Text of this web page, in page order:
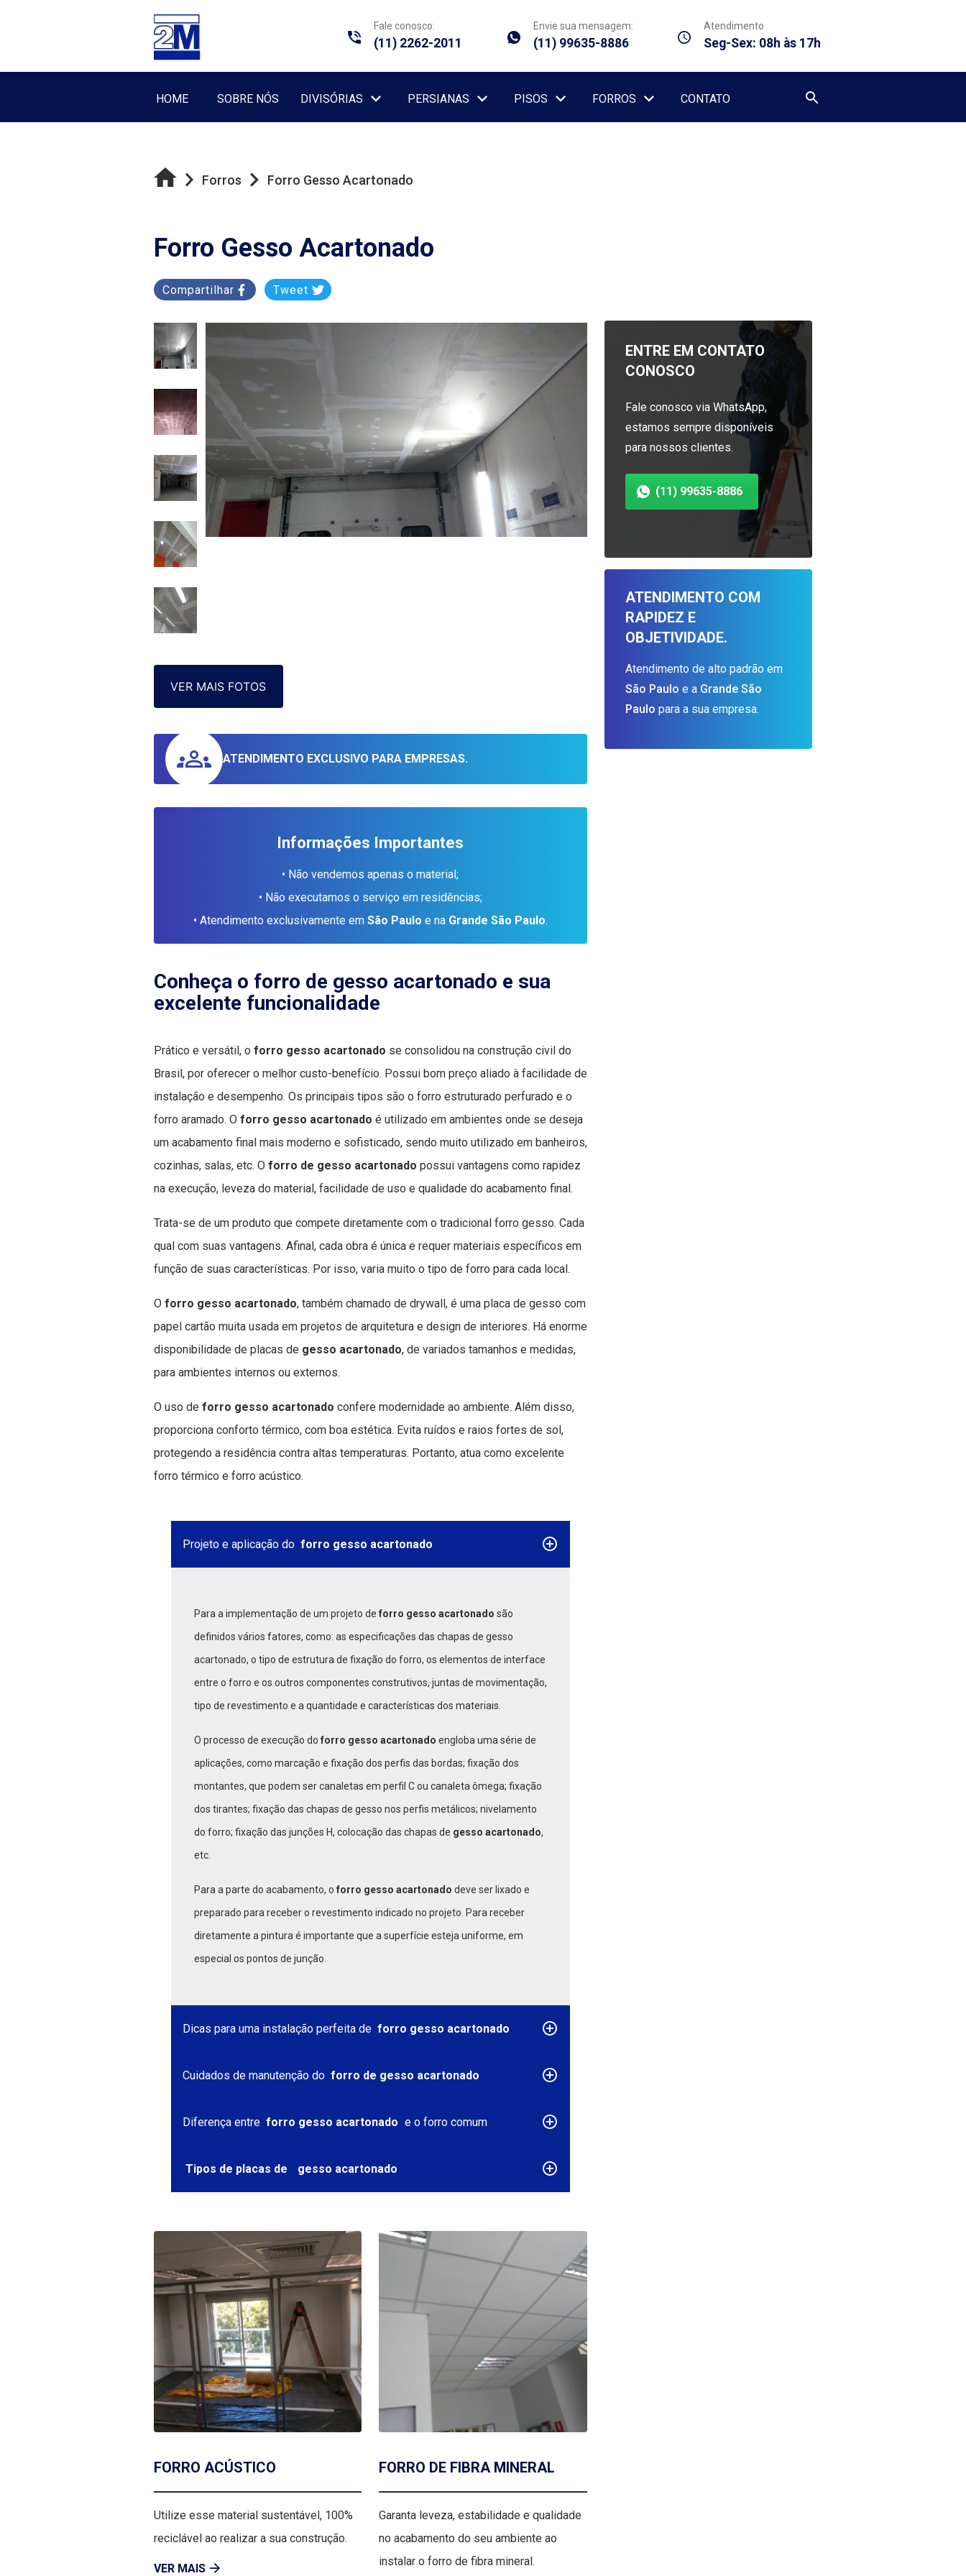
Fale conosco:
(11) 2262-2011
Envie sua mensagem:
(11) 99635-8886
Atendimento
Seg-Sex: 08h às 17h
HOME SOBRE NÓS DIVISÓRIAS PERSIANAS PISOS FORROS CONTATO
Forros Forro Gesso Acartonado
Forro Gesso Acartonado
Compartilhar Tweet
VER MAIS FOTOS
ATENDIMENTO EXCLUSIVO PARA EMPRESAS.
Informações Importantes
• Não vendemos apenas o material;
• Não executamos o serviço em residências;
• Atendimento exclusivamente em São Paulo e na Grande São Paulo.
Conheça o forro de gesso acartonado e sua
excelente funcionalidade
Prático e versátil, o forro gesso acartonado se consolidou na construção civil do
Brasil, por oferecer o melhor custo-benefício. Possui bom preço aliado à facilidade de
instalação e desempenho. Os principais tipos são o forro estruturado perfurado e o
forro aramado. O forro gesso acartonado é utilizado em ambientes onde se deseja
um acabamento final mais moderno e sofisticado, sendo muito utilizado em banheiros,
cozinhas, salas, etc. O forro de gesso acartonado possui vantagens como rapidez
na execução, leveza do material, facilidade de uso e qualidade do acabamento final.
Trata-se de um produto que compete diretamente com o tradicional forro gesso. Cada
qual com suas vantagens. Afinal, cada obra é única e requer materiais específicos em
função de suas características. Por isso, varia muito o tipo de forro para cada local.
O forro gesso acartonado, também chamado de drywall, é uma placa de gesso com
papel cartão muita usada em projetos de arquitetura e design de interiores. Há enorme
disponibilidade de placas de gesso acartonado, de variados tamanhos e medidas,
para ambientes internos ou externos.
O uso de forro gesso acartonado confere modernidade ao ambiente. Além disso,
proporciona conforto térmico, com boa estética. Evita ruídos e raios fortes de sol,
protegendo a residência contra altas temperaturas. Portanto, atua como excelente
forro térmico e forro acústico.
Projeto e aplicação do forro gesso acartonado
Para a implementação de um projeto de forro gesso acartonado são
definidos vários fatores, como: as especificações das chapas de gesso
acartonado, o tipo de estrutura de fixação do forro, os elementos de interface
entre o forro e os outros componentes construtivos, juntas de movimentação,
tipo de revestimento e a quantidade e características dos materiais.
O processo de execução do forro gesso acartonado engloba uma série de
aplicações, como marcação e fixação dos perfis das bordas; fixação dos
montantes, que podem ser canaletas em perfil C ou canaleta ômega; fixação
dos tirantes; fixação das chapas de gesso nos perfis metálicos; nivelamento
do forro; fixação das junções H, colocação das chapas de gesso acartonado,
etc.
Para a parte do acabamento, o forro gesso acartonado deve ser lixado e
preparado para receber o revestimento indicado no projeto. Para receber
diretamente a pintura é importante que a superfície esteja uniforme, em
especial os pontos de junção.
Dicas para uma instalação perfeita de forro gesso acartonado
Cuidados de manutenção do forro de gesso acartonado
Diferença entre forro gesso acartonado e o forro comum
Tipos de placas de gesso acartonado
FORRO ACÚSTICO
Utilize esse material sustentável, 100%
reciclável ao realizar a sua construção.
VER MAIS
FORRO DE FIBRA MINERAL
Garanta leveza, estabilidade e qualidade
no acabamento do seu ambiente ao
instalar o forro de fibra mineral.
ENTRE EM CONTATO
CONOSCO
Fale conosco via WhatsApp,
estamos sempre disponíveis
para nossos clientes.
(11) 99635-8886
ATENDIMENTO COM
RAPIDEZ E
OBJETIVIDADE.
Atendimento de alto padrão em
São Paulo e a Grande São
Paulo para a sua empresa.